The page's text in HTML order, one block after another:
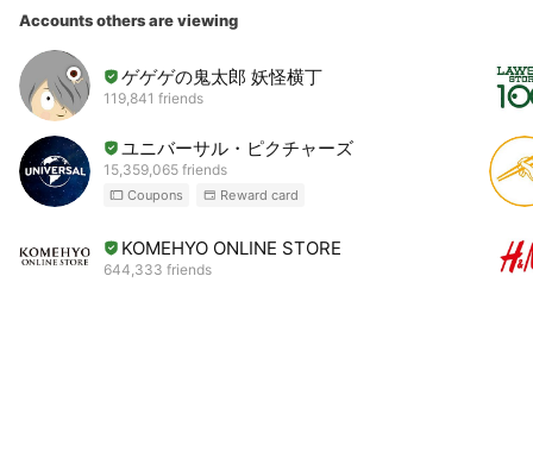
Accounts others are viewing
ゲゲゲの鬼太郎 妖怪横丁
119,841 friends
ユニバーサル・ピクチャーズ
15,359,065 friends
Coupons Reward card
KOMEHYO ONLINE STORE
644,333 friends